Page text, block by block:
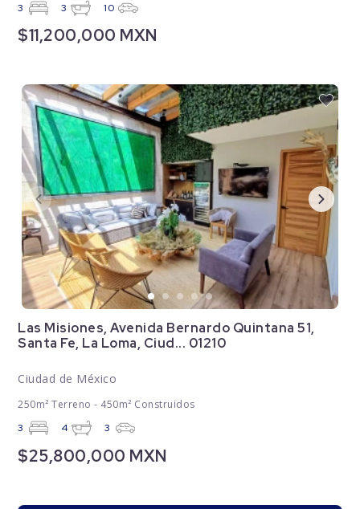
3 3 10
$11,200,000 MXN
Las Misiones, Avenida Bernardo Quintana 51,
Santa Fe, La Loma, Ciud... 01210
Ciudad de México
250m² Terreno - 450m² Construidos
3 4 3
$25,800,000 MXN